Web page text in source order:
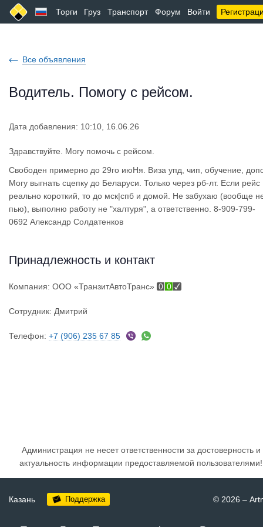
Торги Груз Транспорт Форум Войти
Все объявления
Водитель. Помогу с рейсом.
Дата добавления: 10:10, 16.06.26
Здравствуйте. Могу помочь с рейсом.
Свободен примерно до 29го июНя. Виза упд, чип, обучение,
Могу выгнать сцепку до Беларуси. Только через рб-лт. Если рейс
реально короткий, то до мск|спб и домой. Не забухаю (вообще
пью), выполню работу не "халтуря", а ответственно. 8-909-799-
0692 Александр Солдатенков
Принадлежность и контакт
Компания: ООО «ТранзитАвтоТранс» 0 0
Сотрудник: Дмитрий
Телефон: +7 (906) 235 67 85
Администрация не несет ответственности за достоверность и
актуальность информации предоставляемой пользователями!
Казань Поддержка © 2026 –